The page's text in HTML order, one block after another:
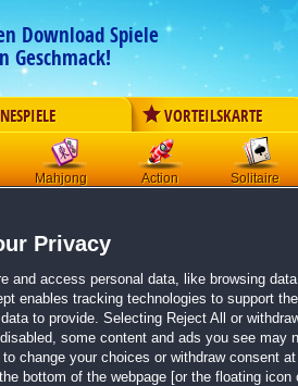
Download Spiele
Geschmack!
VORTEILSKARTE
Mahjong Action Solitaire
wird automatisch gestartet für:
bitte, dein Spiel wird in5 Sekunden
nicht automatisch startet,klicke bitte hier.
Privacy
and access personal data, like browsing
enables tracking technologies to support
to provide. Selecting Reject All or
some content and ads you see may
change your choices or withdraw consent
bottom of the webpage [or the floating